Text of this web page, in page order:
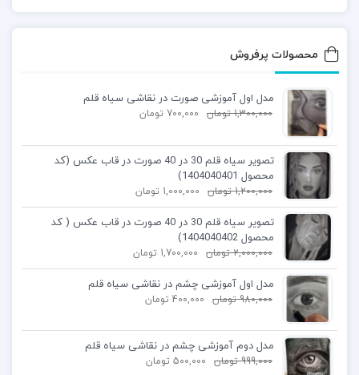
محصولات پرفروش
مدل اول آموزشی صورت در نقاشی سیاه قلم
1,300,000 تومان 700,000 تومان
تصویر سیاه قلم 30 در 40 صورت در قاب عکس (کد
محصول 1404040401)
1,200,000 تومان 1,000,000 تومان
تصویر سیاه قلم 30 در 40 صورت در قاب عکس ( کد
محصول 1404040402)
2,000,000 تومان 1,700,000 تومان
مدل اول آموزشی چشم در نقاشی سیاه قلم
980,000 تومان 400,000 تومان
مدل دوم آموزشی چشم در نقاشی سیاه قلم
999,000 تومان 500,000 تومان